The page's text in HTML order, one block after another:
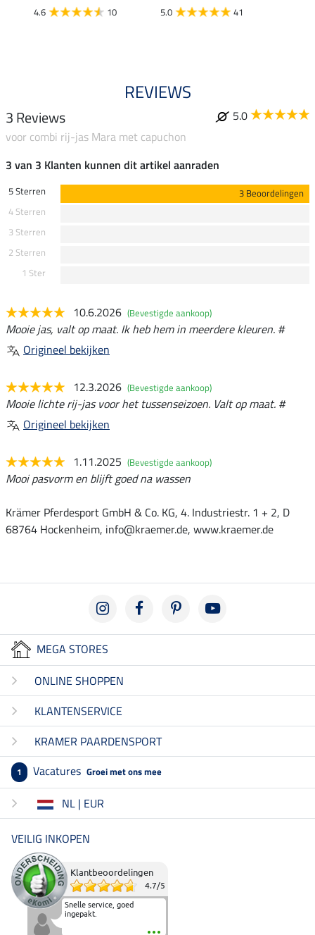
4.6 10 5.0 41
REVIEWS
3 Reviews
5.0
voor combi rij-jas Mara met capuchon
3 van 3 Klanten kunnen dit artikel aanraden
5 Sterren
3 Beoordelingen
4 Sterren
3 Sterren
2 Sterren
1 Ster
10.6.2026 (Bevestigde aankoop)
Mooie jas, valt op maat. Ik heb hem in meerdere kleuren. #
Origineel bekijken
12.3.2026 (Bevestigde aankoop)
Mooie lichte rij-jas voor het tussenseizoen. Valt op maat. #
Origineel bekijken
1.11.2025 (Bevestigde aankoop)
Mooi pasvorm en blijft goed na wassen
Krämer Pferdesport GmbH & Co. KG, 4. Industriestr. 1 + 2, D
68764 Hockenheim, info@kraemer.de, www.kraemer.de
MEGA STORES
ONLINE SHOPPEN
KLANTENSERVICE
KRAMER PAARDENSPORT
1 Vacatures Groei met ons mee
NL | EUR
VEILIG INKOPEN
Klantbeoordelingen
4.7/5
Snelle service, goed
ingepakt.